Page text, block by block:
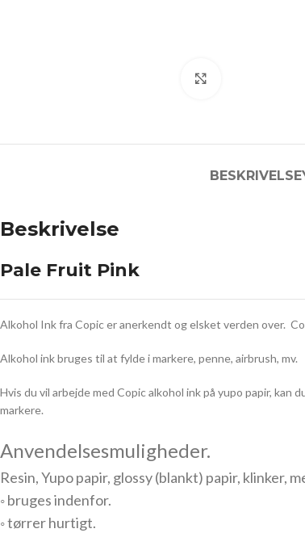
BESKRIVELSE
Beskrivelse
Pale Fruit Pink
Alkohol Ink fra Copic er anerkendt og elsket verden over.
Alkohol ink bruges til at fylde i markere, penne, airbrush, mv.
Hvis du vil arbejde med Copic alkohol ink på yupo papir,
markere.
Anvendelsesmuligheder.
Resin, Yupo papir, glossy (blankt) papir, klinker,
◦ bruges indenfor.
◦ tørrer hurtigt.